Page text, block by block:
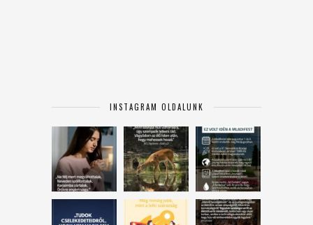
INSTAGRAM OLDALUNK